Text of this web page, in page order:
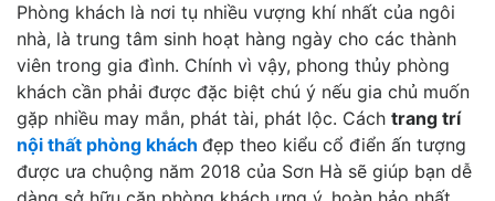
Phòng khách là nơi tụ nhiều vượng khí nhất của ngôi
nhà, là trung tâm sinh hoạt hàng ngày cho các thành
viên trong gia đình. Chính vì vậy, phong thủy phòng
khách cần phải được đặc biệt chú ý nếu gia chủ muốn
gặp nhiều may mắn, phát tài, phát lộc. Cách trang trí
nội thất phòng khách đẹp theo kiểu cổ điển ấn tượng
được ưa chuộng năm 2018 của Sơn Hà sẽ giúp bạn dễ